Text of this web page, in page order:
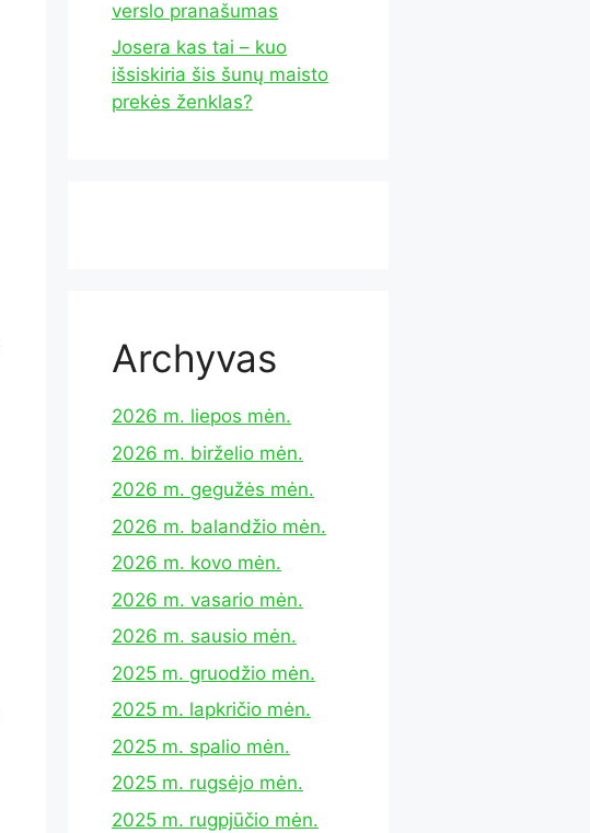
verslo pranašumas
Josera kas tai – kuo
išsiskiria šis šunų maisto
prekės ženklas?
Archyvas
2026 m. liepos mėn.
2026 m. birželio mėn.
2026 m. gegužės mėn.
2026 m. balandžio mėn.
2026 m. kovo mėn.
2026 m. vasario mėn.
2026 m. sausio mėn.
2025 m. gruodžio mėn.
2025 m. lapkričio mėn.
2025 m. spalio mėn.
2025 m. rugsėjo mėn.
2025 m. rugpjūčio mėn.